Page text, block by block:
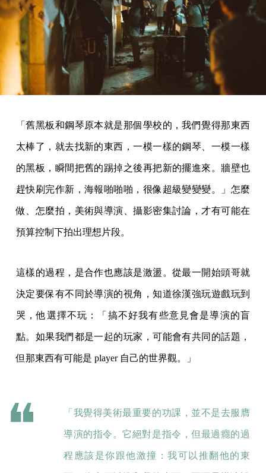
「舊黑板和鋼琴原本就是那個學校的，我們覺得那東西
太棒了，就去找新的東西，一模一樣的鋼琴、一模一樣
的黑板，瞬間把舊的踢掉之後再把新的擺進來。牆壁也
趕快刷完作新，海報啪啪啪，很像超級變變變。」怎麼
做、怎麼拍，美術與導演、攝影密集討論，才有可能在
預算控制下拍出理想片段。
這樣的過程，是合作也應該是激盪。從最一開始頭哥就
決定要保有不同於導演的視角，知道徐漢強玩遊戲玩到
哭，他選擇不玩：「搞不好我有些意見會是導演的盲
點。如果我們都是一起的玩家，可能會有共同的話題，
但那東西有可能是 player 自己的世界觀。」
「我覺得美術最重要的功課，並不是去服膺
導演的指令。它絕對是指令，但最過癮的過
程應該是你跟他激撞：我可以推翻他的東